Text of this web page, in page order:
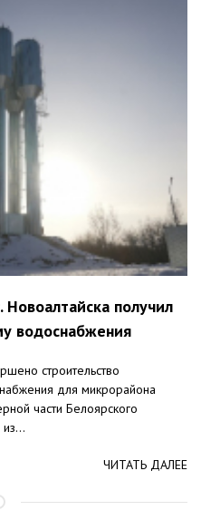
получил
водоснабжения
строительство
для микрорайона
части Белоярского
ЧИТАТЬ ДАЛЕЕ